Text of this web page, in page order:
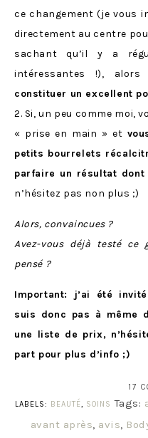
ce changement (je vous
directement au centre
sachant qu’il y a
intéressantes !), alors
constituer un excellent
2. Si, un peu comme moi,
« prise en main » et
petits bourrelets
parfaire un résultat
n’hésitez pas non plus ;)
Alors, convaincues ?
Avez-vous déjà testé ce
pensé ?
Important: j’ai été
suis donc pas à même
une liste de prix,
part pour plus d’info ;)
17
LABELS: BEAUTÉ, SOINS Tags:
avant après, avis,